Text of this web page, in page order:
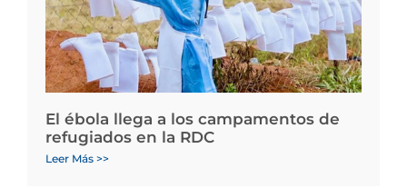
El ébola llega a los campamentos de
refugiados en la RDC
Leer Más >>